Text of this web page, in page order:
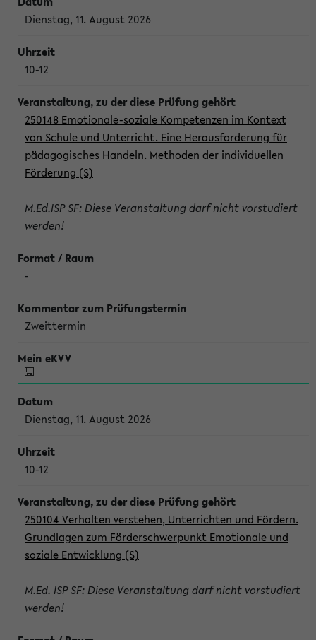
Dienstag, 11. August 2026
10-12
250148 Emotionale-soziale Kompetenzen im Kontext
von Schule und Unterricht. Eine Herausforderung für
pädagogisches Handeln. Methoden der individuellen
Förderung (S)
M.Ed.ISP SF: Diese Veranstaltung darf nicht vorstudiert
werden!
-
Zweittermin
Dienstag, 11. August 2026
10-12
250104 Verhalten verstehen, Unterrichten und Fördern.
Grundlagen zum Förderschwerpunkt Emotionale und
soziale Entwicklung (S)
M.Ed. ISP SF: Diese Veranstaltung darf nicht vorstudiert
werden!